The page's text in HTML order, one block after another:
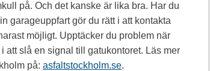
på. Och det kanske är lika bra. Har du
garageuppfart gör du rätt i att kontakta
möjligt. Upptäcker du problem när
att slå en signal till gatukontoret. Läs mer
på: asfaltstockholm.se.